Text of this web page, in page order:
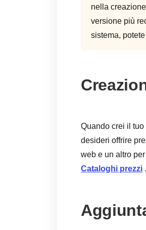
nella
versione più
sistema,
Quando crei il
desideri offrire
web e un altro
Cataloghi prezzi